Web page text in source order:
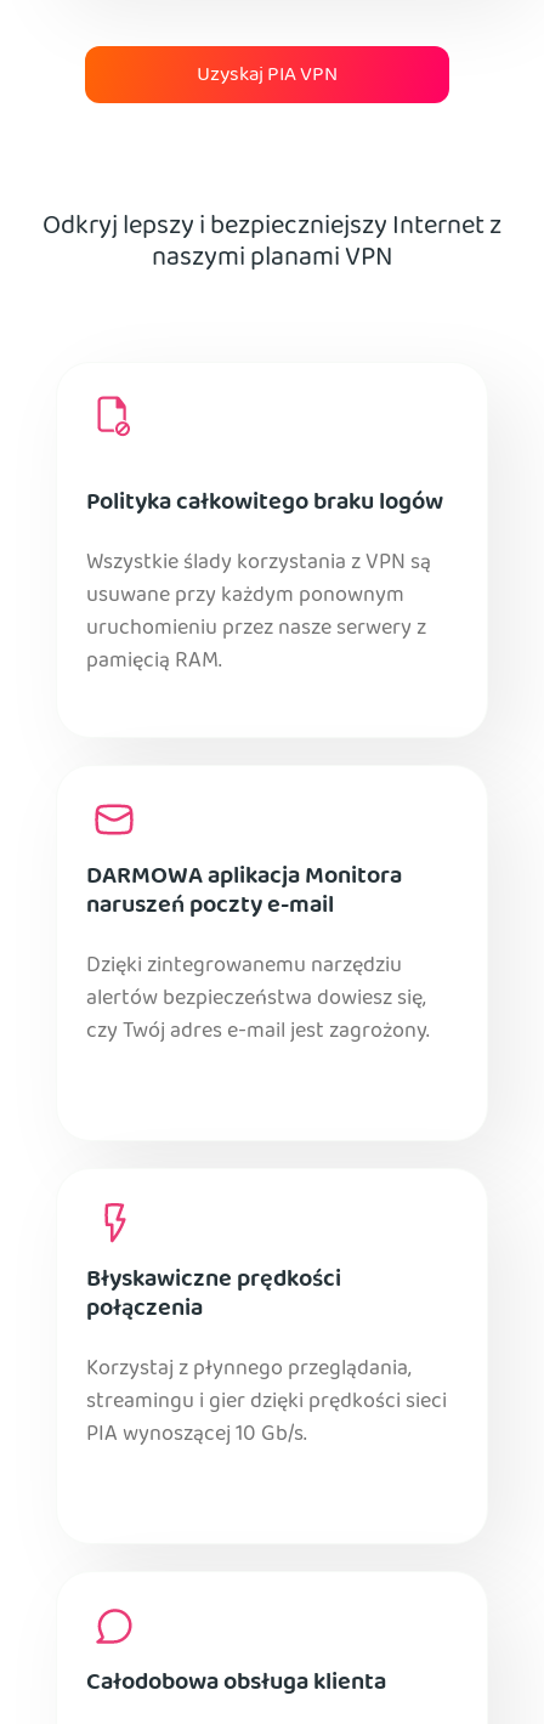
Uzyskaj PIA VPN
Odkryj lepszy i bezpieczniejszy Internet z
naszymi planami VPN
Polityka całkowitego braku logów
Wszystkie ślady korzystania z VPN są
usuwane przy każdym ponownym
uruchomieniu przez nasze serwery z
pamięcią RAM.
DARMOWA aplikacja Monitora
naruszeń poczty e-mail
Dzięki zintegrowanemu narzędziu
alertów bezpieczeństwa dowiesz się,
czy Twój adres e-mail jest zagrożony.
Błyskawiczne prędkości
połączenia
Korzystaj z płynnego przeglądania,
streamingu i gier dzięki prędkości sieci
PIA wynoszącej 10 Gb/s.
Całodobowa obsługa klienta